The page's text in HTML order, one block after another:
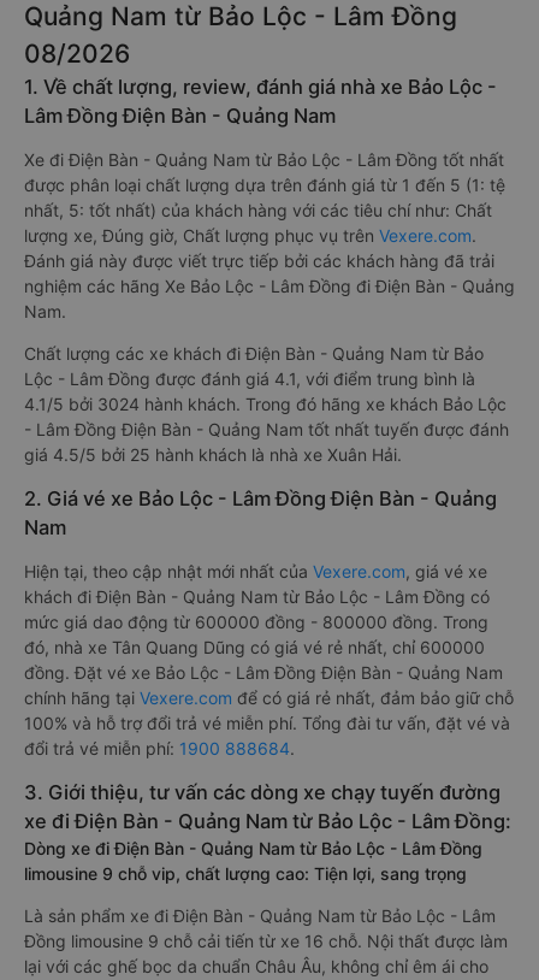
Quảng Nam từ Bảo Lộc - Lâm Đồng
08/2026
1. Về chất lượng, review, đánh giá nhà xe Bảo Lộc -
Lâm Đồng Điện Bàn - Quảng Nam
Xe đi Điện Bàn - Quảng Nam từ Bảo Lộc - Lâm Đồng tốt nhất
được phân loại chất lượng dựa trên đánh giá từ 1 đến 5 (1: tệ
nhất, 5: tốt nhất) của khách hàng với các tiêu chí như: Chất
lượng xe, Đúng giờ, Chất lượng phục vụ trên Vexere.com.
Đánh giá này được viết trực tiếp bởi các khách hàng đã trải
nghiệm các hãng Xe Bảo Lộc - Lâm Đồng đi Điện Bàn - Quảng
Nam.
Chất lượng các xe khách đi Điện Bàn - Quảng Nam từ Bảo
Lộc - Lâm Đồng được đánh giá 4.1, với điểm trung bình là
4.1/5 bởi 3024 hành khách. Trong đó hãng xe khách Bảo Lộc
- Lâm Đồng Điện Bàn - Quảng Nam tốt nhất tuyến được đánh
giá 4.5/5 bởi 25 hành khách là nhà xe Xuân Hải.
2. Giá vé xe Bảo Lộc - Lâm Đồng Điện Bàn - Quảng
Nam
Hiện tại, theo cập nhật mới nhất của Vexere.com, giá vé xe
khách đi Điện Bàn - Quảng Nam từ Bảo Lộc - Lâm Đồng có
mức giá dao động từ 600000 đồng - 800000 đồng. Trong
đó, nhà xe Tân Quang Dũng có giá vé rẻ nhất, chỉ 600000
đồng. Đặt vé xe Bảo Lộc - Lâm Đồng Điện Bàn - Quảng Nam
chính hãng tại Vexere.com để có giá rẻ nhất, đảm bảo giữ chỗ
100% và hỗ trợ đổi trả vé miễn phí. Tổng đài tư vấn, đặt vé và
đổi trả vé miễn phí: 1900 888684.
3. Giới thiệu, tư vấn các dòng xe chạy tuyến đường
xe đi Điện Bàn - Quảng Nam từ Bảo Lộc - Lâm Đồng:
Dòng xe đi Điện Bàn - Quảng Nam từ Bảo Lộc - Lâm Đồng
limousine 9 chỗ vip, chất lượng cao: Tiện lợi, sang trọng
Là sản phẩm xe đi Điện Bàn - Quảng Nam từ Bảo Lộc - Lâm
Đồng limousine 9 chỗ cải tiến từ xe 16 chỗ. Nội thất được làm
lại với các ghế bọc da chuẩn Châu Âu, không chỉ êm ái cho